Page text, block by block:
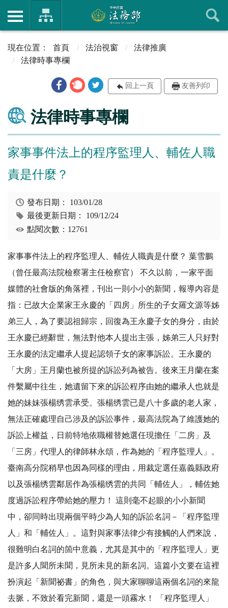
首頁 法治視窗
法律推廣
法律時事專欄
回上一頁 友善列印
法律時事專欄
家事事件法上的程序監理人、輔佐人職
責是什麼？
發布日期： 103/01/28
最後更新日期： 109/12/24
點閱次數：12761
家事事件法上的程序監理人、輔佐人職責是什麼？ 葉雪鵬
（曾任最高法院檢察署主任檢察官） 不久以前，一家平面
媒體的社會版的角落裡，刊出一則小小的新聞，報導內容是
指：已故大企業家王永慶的「四房」所生的子女羅文源等姊
弟三人，為了要認祖歸宗，回復為王永慶子女的身分，由於
王永慶已經辭世，無法對他本人提出主張，姊弟三人只好對
王永慶的法定繼承人提起認領子女的家事訴訟。王永慶的
「大房」王月蘭也被所提的訴訟列為被告。後來王月蘭在案
件繫屬中往生，她遺留下來的訴訟程序由她的繼承人也就是
她的妹妹張楊绣雲承受。張楊绣雲已是八十多歲的老人家，
無法正確處理自己涉及的訴訟事件，最高法院為了維護她的
訴訟上權益，日前特地依職權替她選任現擔任「二房」及
「三房」代理人的律師林永頌，作為她的「程序監理人」。
臺南高分院稍早也因為同樣的理由，用裁定選任嘉義縣政府
以及張楊绣雲鄰居作為張楊绣雲的共同「輔佐人」，輔佐她
度過訴訟程序帶給她的壓力！ 這則毫不起眼的小小新聞
中，卻同時出現兩個平時少為人知的訴訟名詞－「程序監理
人」和「輔佐人」。這對與家事法律少有接觸的人們來說，
很難明白名詞的箇中意義，尤其是其中的「程序監理人」更
是許多人聞所未聞，見所未見的新名詞。這篇小文要在這裡
扮演起「新聞祕書」的角色，與大家聊聊這兩個名詞的來龍
去脈，不致於看完新聞，還是一頭霧水！ 「程序監理人」